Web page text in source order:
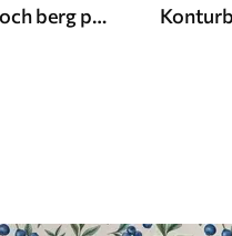
Vita blommor på grenar och berg på en blå bakgrund